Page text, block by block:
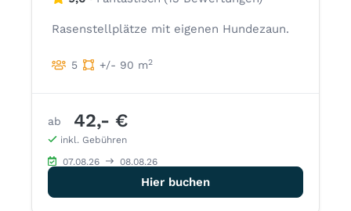
Rasenstellplätze mit eigenen Hundezaun.
5 +/- 90 m2
ab 42,- €
inkl. Gebühren
07.08.26 08.08.26
Hier buchen